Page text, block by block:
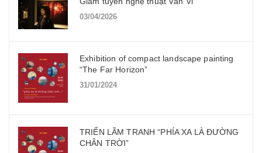
03/04/2026
Exhibition of compact landscape painting
“The Far Horizon”
31/01/2024
TRIỂN LÃM TRANH “PHÍA XA LÀ ĐƯỜNG
CHÂN TRỜI”